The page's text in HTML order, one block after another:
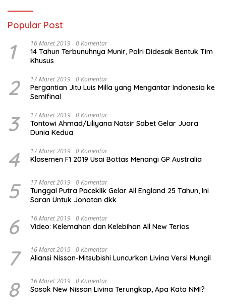
Popular Post
1 16 Maret 2019 0 Komentar
14 Tahun Terbunuhnya Munir, Polri Didesak Bentuk Tim
Khusus
2 17 Maret 2019 0 Komentar
Pergantian Jitu Luis Milla yang Mengantar Indonesia ke
Semifinal
3 17 Maret 2019 0 Komentar
Tontowi Ahmad/Liliyana Natsir Sabet Gelar Juara
Dunia Kedua
4 17 Maret 2019 0 Komentar
Klasemen F1 2019 Usai Bottas Menangi GP Australia
5 17 Maret 2019 0 Komentar
Tunggal Putra Paceklik Gelar All England 25 Tahun, Ini
Saran Untuk Jonatan dkk
6 16 Maret 2019 0 Komentar
Video: Kelemahan dan Kelebihan All New Terios
7 16 Maret 2019 0 Komentar
Aliansi Nissan-Mitsubishi Luncurkan Livina Versi Mungil
8 16 Maret 2019 0 Komentar
Sosok New Nissan Livina Terungkap, Apa Kata NMI?